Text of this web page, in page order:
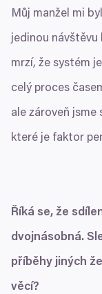
Můj manžel mi
jedinou návštěvu
mrzí, že systém
celý proces
ale zároveň jsme
které je faktor
Říká se, že
dvojnásobná.
příběhy jiných
věcí?